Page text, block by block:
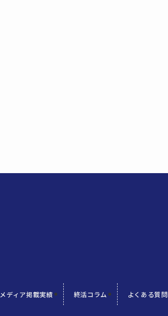
メディア掲載実績 終活コラム よくある質問